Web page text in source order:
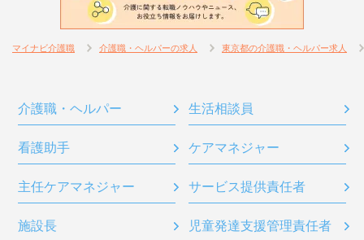
マイナビ介護職 介護職・ヘルパーの求人 東京都の介護職・ヘルパー求人
介護職・ヘルパー 生活相談員
看護助手 ケアマネジャー
主任ケアマネジャー サービス提供責任者
施設長 児童発達支援管理責任者